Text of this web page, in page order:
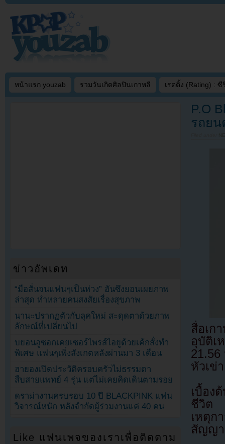
หน้าแรก youzab รวมวันเกิดศิลปินเกาหลี เรตติ้ง (Rating) : ซี
P.O
รถยน
สื่อเ
อุบัติเ
หัวเข่
เบื้อง
ชีวิต
เหตุ
สัญญ
ข่าวอัพเดท
“มือสั่นจนแฟนๆเป็นห่วง” ฮันซึงยอนเผยภาพ
ล่าสุด ทำหลายคนสงสัยเรื่องสุขภาพ
นานะปรากฏตัวกับลุคใหม่ สะดุดตาด้วยภาพ
ลักษณ์ที่เปลี่ยนไป
บยอนอูซอกเคยเซอร์ไพรส์ไอยูด้วยเค้กสั่งทำ
พิเศษ แฟนๆเพิ่งสังเกตหลังผ่านมา 3 เดือน
ฮายองเปิดประวัติครอบครัวไม่ธรรมดา
สืบสายแพทย์ 4 รุ่น แต่ไม่เคยคิดเดินตามรอย
ดราม่างานครบรอบ 10 ปี BLACKPINK แฟน
วิจารณ์หนัก หลังจำกัดผู้ร่วมงานแค่ 40 คน
Like แฟนเพจของเราเพื่อติดตาม